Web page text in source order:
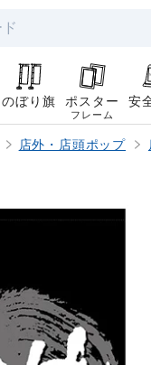
のぼり旗 ポスター
フレーム
安
店外・店頭ポップ